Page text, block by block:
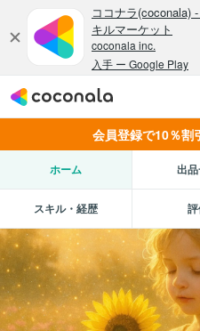
会員登録で10％割
ホーム 出
スキル・経歴